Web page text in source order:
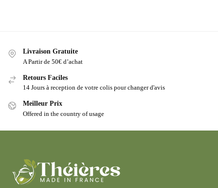
Livraison Gratuite
A Partir de 50€ d’achat
Retours Faciles
14 Jours à reception de votre colis pour changer d'avis
Meilleur Prix
Offered in the country of usage